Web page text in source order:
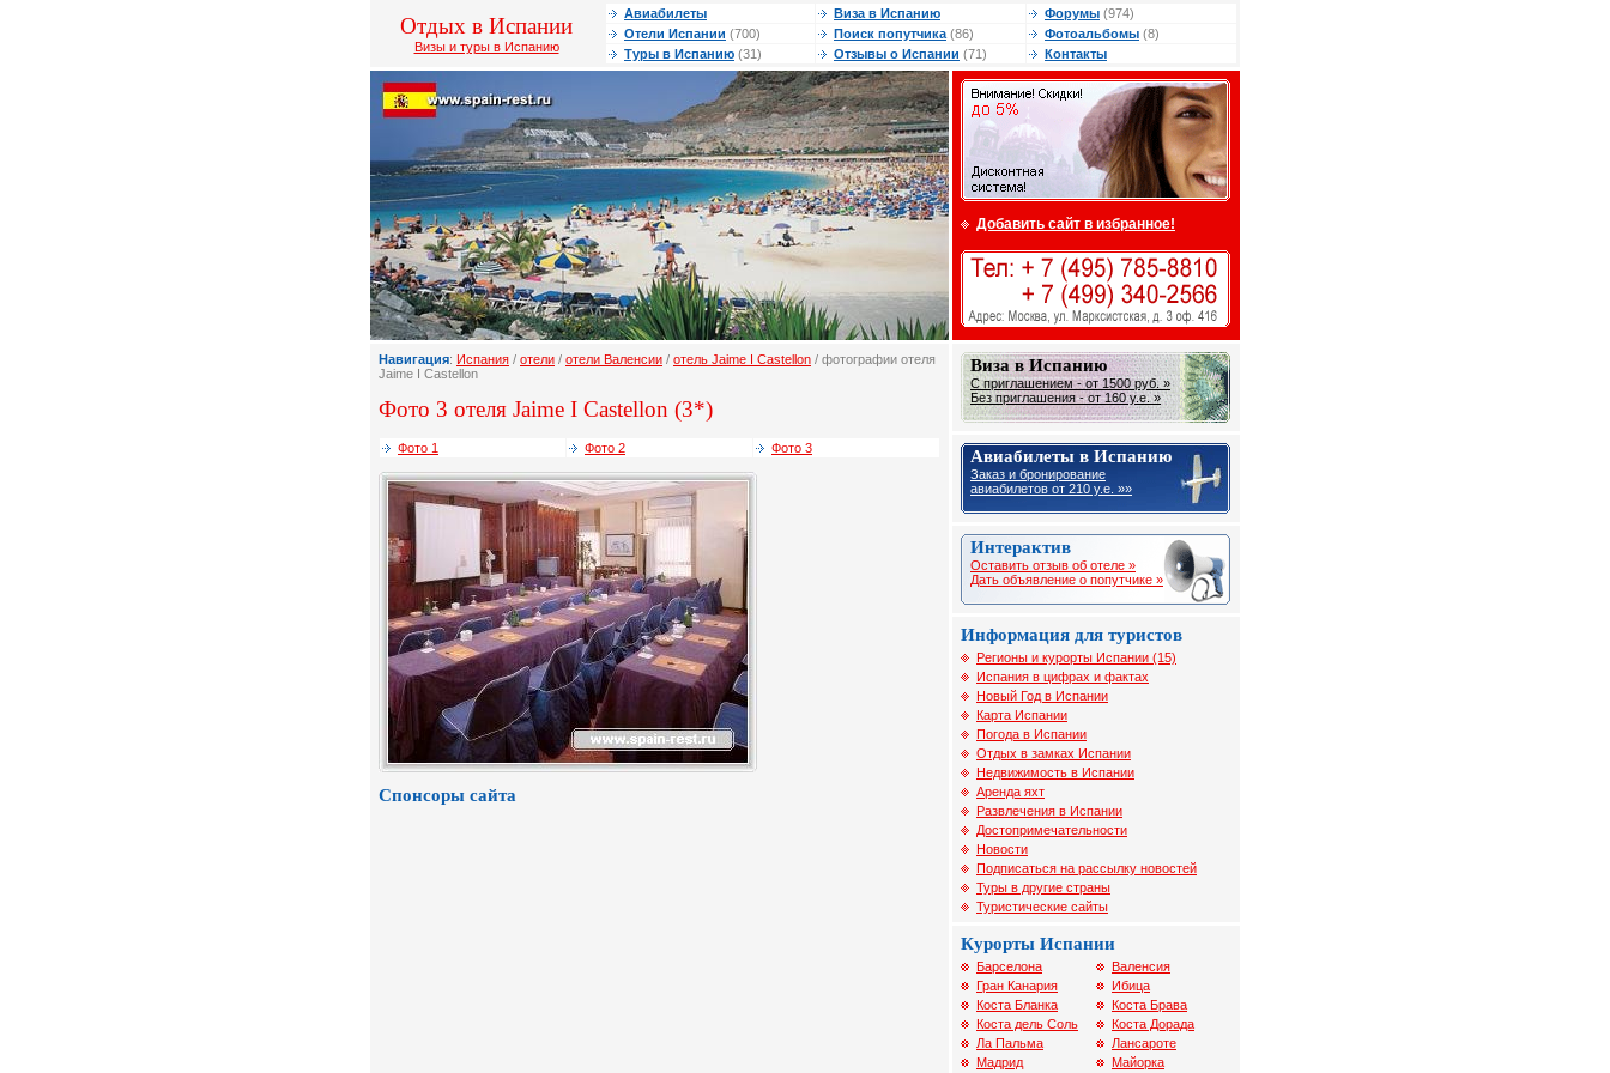
Отдых в Испании
Визы и туры в Испанию
Авиабилеты Виза в Испанию Форумы (974)
Отели Испании (700) Поиск попутчика (86) Фотоальбомы (8)
Туры в Испанию (31) Отзывы о Испании (71) Контакты
Добавить сайт в избранное!
Навигация: Испания / отели / отели Валенсии / отель Jaime I Castellon / фотографии отеля
Jaime I Castellon
Фото 3 отеля Jaime I Castellon (3*)
Фото 1 Фото 2 Фото 3
Спонсоры сайта
Виза в Испанию
С приглашением - от 1500 руб. »
Без приглашения - от 160 у.е. »
Авиабилеты в Испанию
Заказ и бронирование
авиабилетов от 210 y.e. »»
Интерактив
Оставить отзыв об отеле »
Дать объявление о попутчике »
Информация для туристов
Регионы и курорты Испании (15)
Испания в цифрах и фактах
Новый Год в Испании
Карта Испании
Погода в Испании
Отдых в замках Испании
Недвижимость в Испании
Аренда яхт
Развлечения в Испании
Достопримечательности
Новости
Подписаться на рассылку новостей
Туры в другие страны
Туристические сайты
Курорты Испании
Барселона
Гран Канария
Коста Бланка
Коста дель Соль
Ла Пальма
Мадрид
Валенсия
Ибица
Коста Брава
Коста Дорада
Лансароте
Майорка